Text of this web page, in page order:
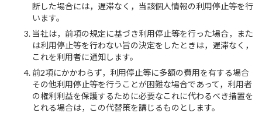
断した場合には，遅滞なく，当該個人情報の利用停止等を行
います。
当社は，前項の規定に基づき利用停止等を行った場合，また
は利用停止等を行わない旨の決定をしたときは，遅滞なく，
これを利用者に通知します。
前2項にかかわらず，利用停止等に多額の費用を有する場合
その他利用停止等を行うことが困難な場合であって，利用者
の権利利益を保護するために必要なこれに代わるべき措置を
とれる場合は，この代替策を講じるものとします。